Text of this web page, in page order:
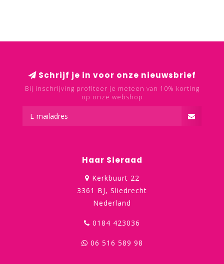
Schrijf je in voor onze nieuwsbrief
Bij inschrijving profiteer je meteen van 10% korting
op onze webshop
Haar Sieraad
Kerkbuurt 22
3361 BJ, Sliedrecht
Nederland
0184 423036
06 516 589 98